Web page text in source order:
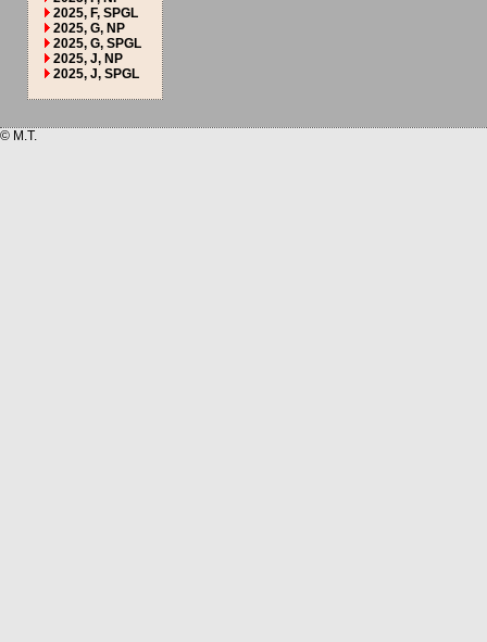
2025, F, SPGL
2025, G, NP
2025, G, SPGL
2025, J, NP
2025, J, SPGL
© M.T.